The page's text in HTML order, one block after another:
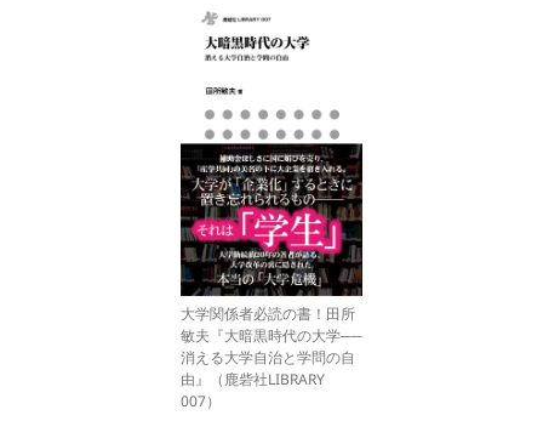
大学関係者必読の書！田所
敏夫『大暗黒時代の大学──
消える大学自治と学問の自
由』（鹿砦社LIBRARY
007）